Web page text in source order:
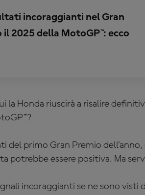
incoraggianti nel Gran
2025 della MotoGP™: ecco
la Honda riuscirà a risalire
del primo Gran Premio
potrebbe essere positiva. Ma
incoraggianti se ne sono visti